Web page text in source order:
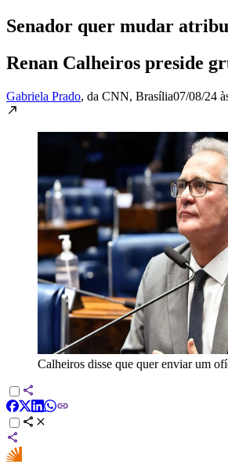
Senador quer mudar
Renan Calheiros preside
Gabriela Prado, da CNN, Brasília07/08/24
Calheiros disse que quer enviar um